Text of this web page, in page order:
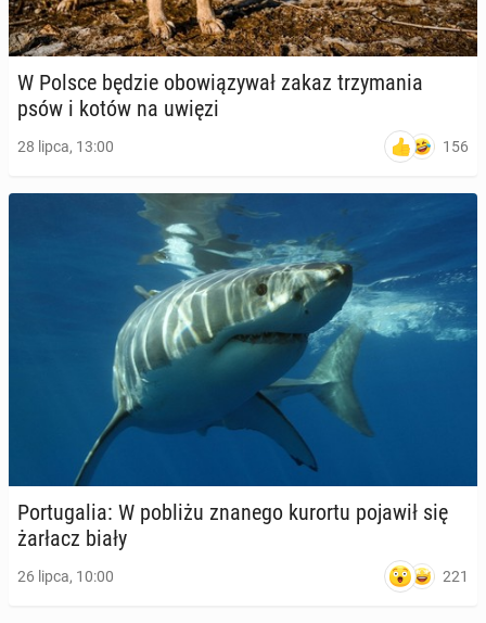
W Polsce będzie obo­wią­zy­wał zakaz trzy­ma­nia
psów i kotów na uwięzi
28 lipca, 13:00 156
Por­tu­ga­lia: W pobliżu znanego kurortu pojawił się
żarłacz biały
26 lipca, 10:00 221